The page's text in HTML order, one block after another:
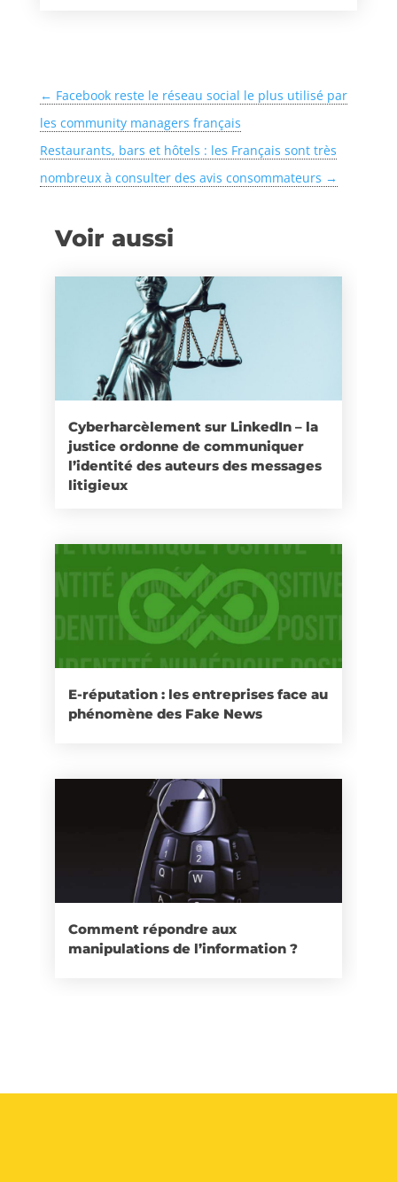
← Facebook reste le réseau social le plus utilisé par
les community managers français
Restaurants, bars et hôtels : les Français sont très
nombreux à consulter des avis consommateurs →
Voir aussi
Cyberharcèlement sur LinkedIn – la
justice ordonne de communiquer
l’identité des auteurs des messages
litigieux
E-réputation : les entreprises face au
phénomène des Fake News
Comment répondre aux
manipulations de l’information ?